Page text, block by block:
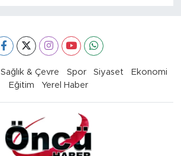
Sağlık & Çevre Spor Siyaset
Ekonomi
Eğitim
Yerel Haber